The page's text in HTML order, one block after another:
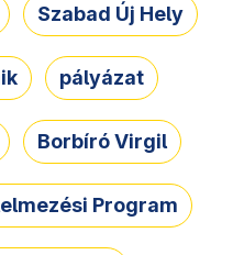
Szabad Új Hely
pályázat
Borbíró Virgil
Program